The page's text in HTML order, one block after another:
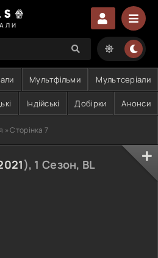
Мультфільми Мультсеріали
Індійські Добірки Анонси
» Сторінка 7
), 1 Сезон, BL